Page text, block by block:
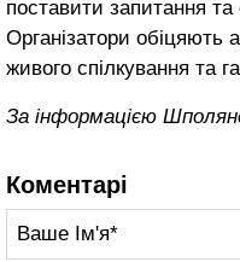
поставити запитання
Організатори
живого спілкування та
За інформацією
Коментарі